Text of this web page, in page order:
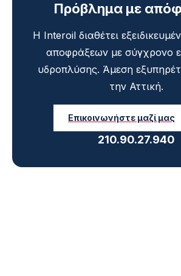
Πρόβλημα με
Η Interoil διαθέτει
αποφράξεων με σύγχρονο
υδροπλύσης. Άμεση
την Αττική.
Επικοινωνήστε μαζί μας
210.90.27.940